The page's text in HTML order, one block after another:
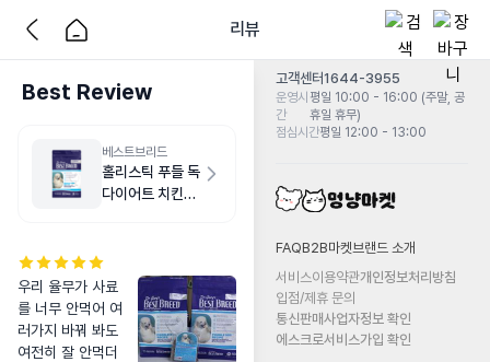
리뷰
Best Review
베스트브리드
홀리스틱 푸들 독
다이어트 치킨
우리 율무가 사료
를 너무 안먹어 여
러가지 바꿔 봐도
여전히 잘 안먹더
고객센터1644-3955
운영시
간
평일 10:00 - 16:00 (주말, 공
휴일 휴무)
점심시간평일 12:00 - 13:00
FAQB2B마켓 브랜드 소개
서비스이용약관개인정보처리방침
입점/제휴 문의
통신판매사업자정보 확인
에스크로서비스가입 확인